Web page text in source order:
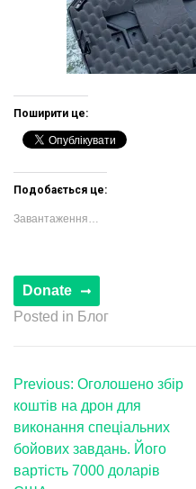
Поширити це:
Подобається це:
Завантаження…
Posted in Блог
записів
Previous: Оголошено збір
коштів на дрон для
виконання спеціальних
бойових завдань. Його
вартість 7000 доларів